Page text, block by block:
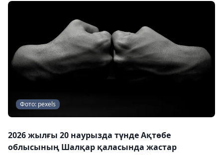
Фото: pexels
2026 жылғы 20 наурызда түнде Ақтөбе
облысының Шалқар қаласында жастар